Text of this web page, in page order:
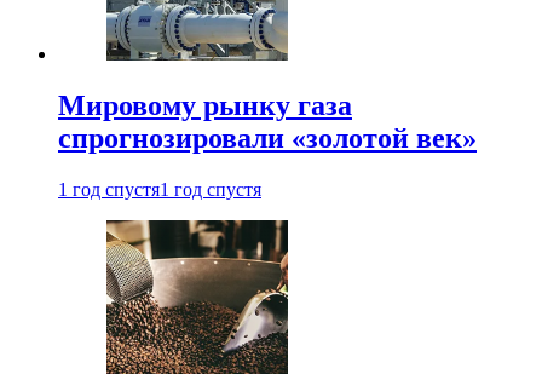
Мировому рынку газа
спрогнозировали «золотой век»
1 год спустя1 год спустя